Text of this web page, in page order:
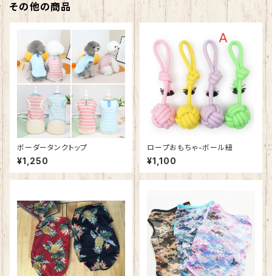
その他の商品
ボーダータンクトップ
¥1,250
ロープおもちゃ-ボール紐
¥1,100